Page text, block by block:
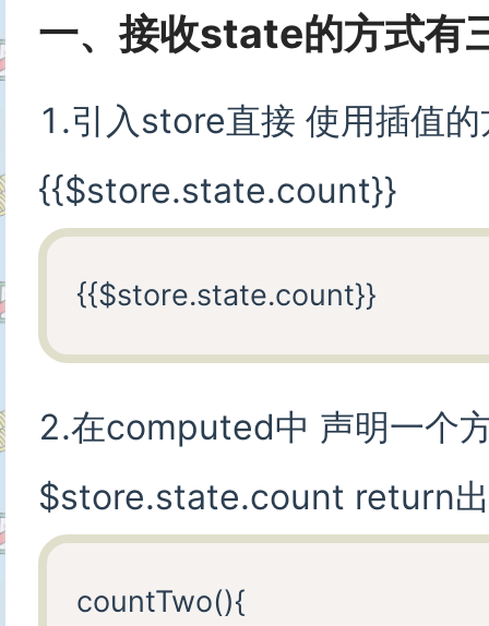
一、接收state的方式有
1.引入store直接 使用插值的
{{$store.state.count}}
2.在computed中 声明一个
$store.state.count return
countTwo(){